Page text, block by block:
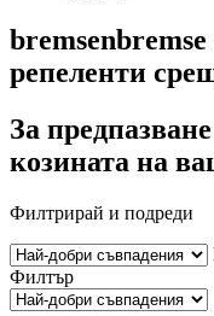
репеленти
За
козината на
Филтрирай и подреди
Филтър